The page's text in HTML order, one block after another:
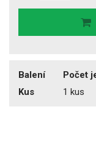
Balení Počet
Kus
1 kus